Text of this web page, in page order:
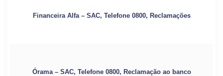
Financeira Alfa – SAC, Telefone 0800, Reclamações
Órama – SAC, Telefone 0800, Reclamação ao banco